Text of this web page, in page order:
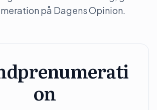
på Dagens Opinion.
on